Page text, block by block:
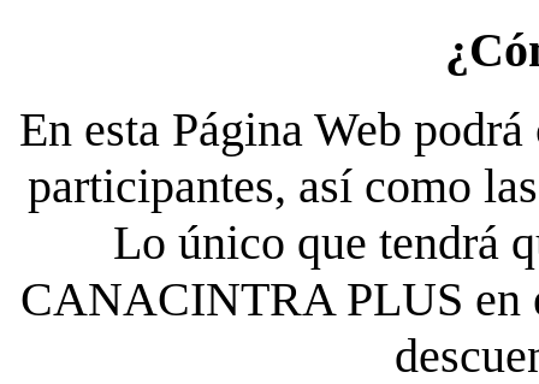
En esta Página Web
participantes, así como
Lo único que tendrá
CANACINTRA PLUS en